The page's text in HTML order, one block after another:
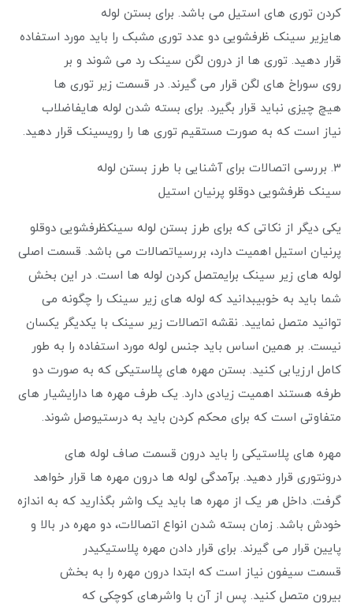
کردن توری های استیل می باشد. برای بستن لوله
هایزیر سینک ظرفشویی دو عدد توری مشبک را باید مورد استفاده
قرار دهید. توری ها از درون لگن سینک رد می شوند و بر
روی سوراخ های لگن قرار می گیرند. در قسمت زیر توری ها
هیچ چیزی نباید قرار بگیرد. برای بسته شدن لوله هایفاضلاب
نیاز است که به صورت مستقیم توری ها را رویسینک قرار دهید.
3. بررسی اتصالات برای آشنایی با طرز بستن لوله
سینک ظرفشویی دوقلو پرنیان استیل
یکی دیگر از نکاتی که برای طرز بستن لوله سینکظرفشویی دوقلو
پرنیان استیل اهمیت دارد، بررسیاتصالات می باشد. قسمت اصلی
لوله های زیر سینک برایمتصل کردن لوله ها است. در این بخش
شما باید به خوبیبدانید که لوله های زیر سینک را چگونه می
توانید متصل نمایید. نقشه اتصالات زیر سینک با یکدیگر یکسان
نیست. بر همین اساس باید جنس لوله مورد استفاده را به طور
کامل ارزیابی کنید. بستن مهره های پلاستیکی که به صورت دو
طرفه هستند اهمیت زیادی دارد. یک طرف مهره ها دارایشیار های
متفاوتی است که برای محکم کردن باید به درستیوصل شوند.
مهره های پلاستیکی را باید درون قسمت صاف لوله های
درونتوری قرار دهید. برآمدگی لوله ها درون مهره ها قرار خواهد
گرفت. داخل هر یک از مهره ها باید یک واشر بگذارید که به اندازه
خودش باشد. زمان بسته شدن انواع اتصالات، دو مهره در بالا و
پایین قرار می ‌گیرند. برای قرار دادن مهره پلاستیکیدر
قسمت سیفون نیاز است که ابتدا درون مهره را به بخش
بیرون متصل کنید. پس از آن با واشرهای کوچکی که